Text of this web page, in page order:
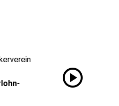
play_circle